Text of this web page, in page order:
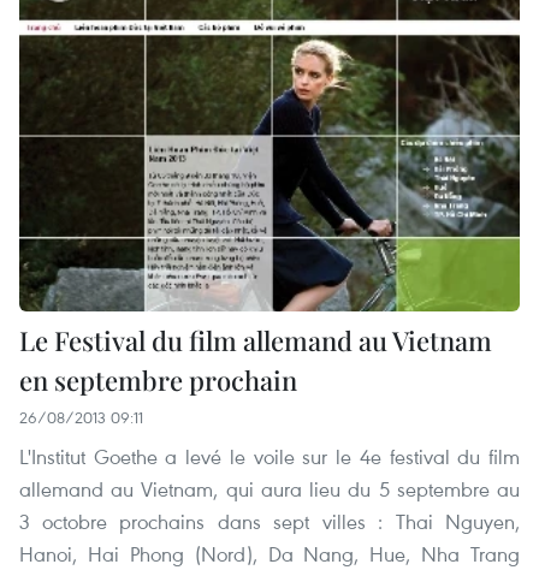
Le Festival du film allemand au Vietnam
en septembre prochain
26/08/2013 09:11
L'Institut Goethe a levé le voile sur le 4e festival du film
allemand au Vietnam, qui aura lieu du 5 septembre au
3 octobre prochains dans sept villes : Thai Nguyen,
Hanoi, Hai Phong (Nord), Da Nang, Hue, Nha Trang